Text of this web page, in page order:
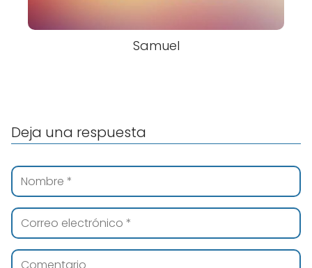
Samuel
Deja una respuesta